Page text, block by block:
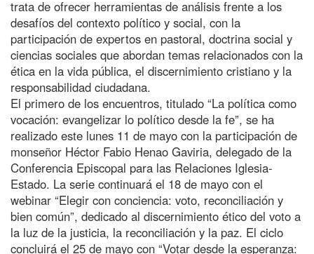
trata de ofrecer herramientas de análisis frente a los
desafíos del contexto político y social, con la
participación de expertos en pastoral, doctrina social y
ciencias sociales que abordan temas relacionados con la
ética en la vida pública, el discernimiento cristiano y la
responsabilidad ciudadana.
El primero de los encuentros, titulado “La política como
vocación: evangelizar lo político desde la fe”, se ha
realizado este lunes 11 de mayo con la participación de
monseñor Héctor Fabio Henao Gaviria, delegado de la
Conferencia Episcopal para las Relaciones Iglesia-
Estado. La serie continuará el 18 de mayo con el
webinar “Elegir con conciencia: voto, reconciliación y
bien común”, dedicado al discernimiento ético del voto a
la luz de la justicia, la reconciliación y la paz. El ciclo
concluirá el 25 de mayo con “Votar desde la esperanza: